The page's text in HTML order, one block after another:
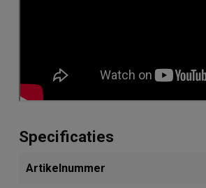
Specificaties
Artikelnummer